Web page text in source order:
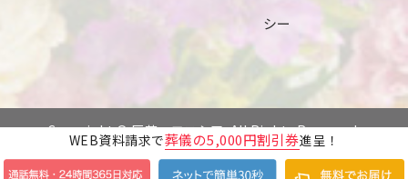
WEB資料請求で葬儀の5,000円割引券進呈！
シー
Copyright © 辰若・エニシア. All Rights Reserved.